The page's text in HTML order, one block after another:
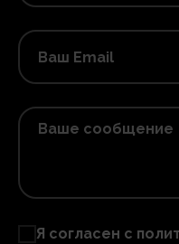
Я согласен с